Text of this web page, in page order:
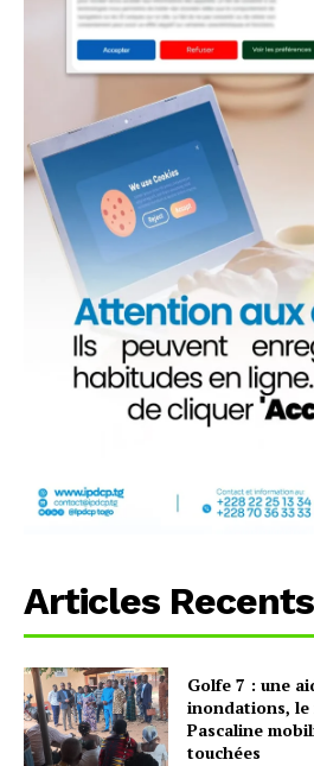
Articles Recents
Golfe 7 : une
inondations, le
Pascaline
touchées